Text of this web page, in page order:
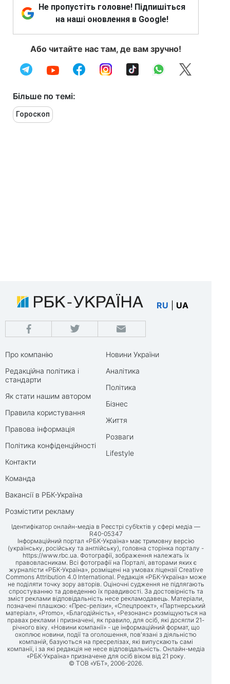
Не пропустіть головне! Підпишіться
на наші оновлення в Google!
Або читайте нас там, де вам зручно!
Більше по темі:
Гороскоп
RU UA
Про компанію
Редакційна політика і
стандарти
Як стати нашим автором
Правила користування
Правова інформація
Політика конфіденційності
Контакти
Команда
Вакансії в РБК-Україна
Розмістити рекламу
Новини України
Аналітика
Політика
Бізнес
Життя
Розваги
Lifestyle
Ідентифікатор онлайн-медіа в Реєстрі суб’єктів у сфері медіа —
R40-05347
Інформаційний портал «РБК-Україна» має тримовну версію
(українську, російську та англійську), головна сторінка порталу -
https://www.rbc.ua. Фотографії, зображення належать їх
правовласникам. Всі фотографії на Порталі, авторами яких є
журналісти «РБК-Україна», розміщені на умовах ліцензії Creative
Commons Attribution 4.0 International. Редакція «РБК-Україна» може
не поділяти точку зору авторів. Оціночні судження не підлягають
спростуванню та доведенню їх правдивості. За достовірність та
зміст реклами відповідальність несе рекламодавець. Матеріали,
позначені плашкою: «Прес-релізи», «Спецпроект», «Партнерський
матеріал», «Promo», «Благодійність», «Резонанс» розміщуються на
правах реклами і призначені, як правило, для осіб, які досягли 21-
річного віку. «Новини компанії» - це інформаційний формат, що
охоплює новини, події та оголошення, пов'язані з діяльністю
компаній, базуються на пресрелізах, які випускають самі
компанії, і за які редакція не несе відповідальність. Онлайн-медіа
«РБК-Україна» призначене для осіб віком від 21 року.
© ТОВ «УБТ», 2006-2026.